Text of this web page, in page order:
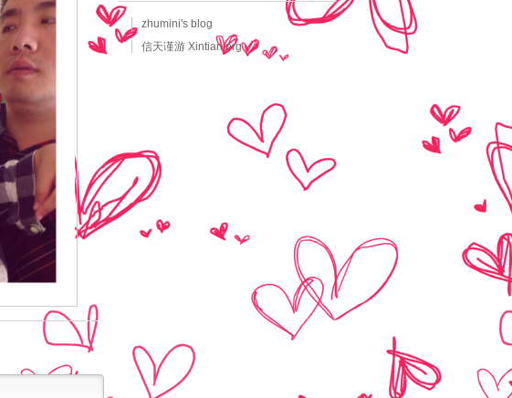
zhumini's blog
信天谨游 Xintian.org